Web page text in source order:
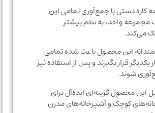
دستی با جمع‌آوری تمامی این
واحد، به نظم بیشتر
این محصول باعث شده تمامی
قرار بگیرند و پس از استفاده نیز
محصول گزینه‌ای ایده‌آل برای
کوچک و آشپزخانه‌های مدرن